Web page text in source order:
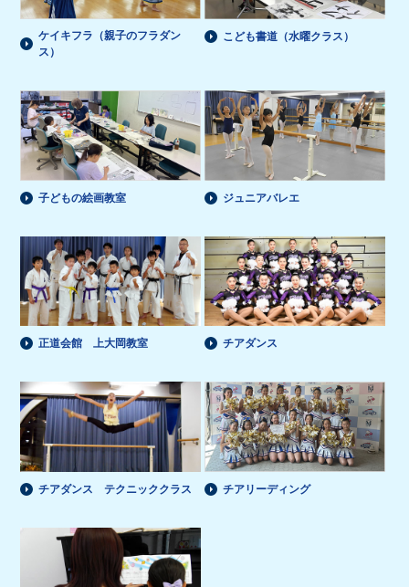
ケイキフラ（親子のフラダン
ス）
こども書道（水曜クラス）
子どもの絵画教室 ジュニアバレエ
正道会館 上大岡教室 チアダンス
チアダンス テクニッククラス チアリーディング